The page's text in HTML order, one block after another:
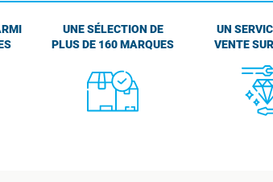
UNE SÉLECTION DE
PLUS DE 160 MARQUES
UN
VENTE